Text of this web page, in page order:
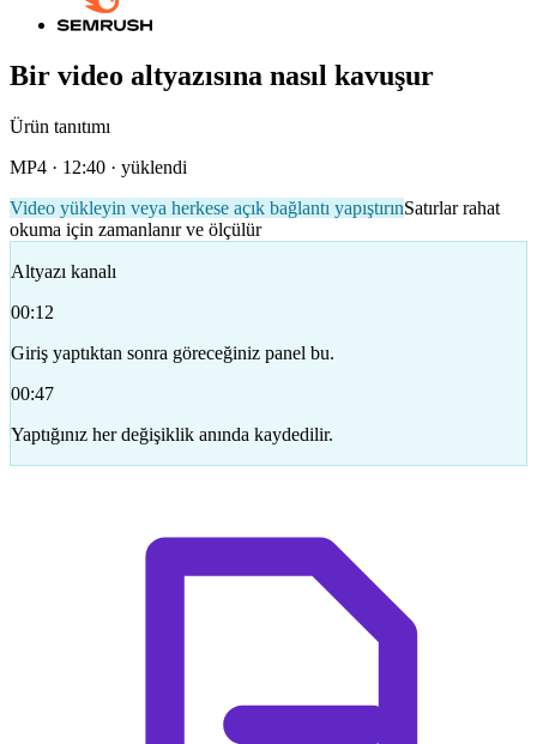
Bir video altyazısına nasıl kavuşur
Ürün tanıtımı
MP4 · 12:40 · yüklendi
Video yükleyin veya herkese açık bağlantı yapıştırınSatırlar rahat
okuma için zamanlanır ve ölçülür
Altyazı kanalı
00:12
Giriş yaptıktan sonra göreceğiniz panel bu.
00:47
Yaptığınız her değişiklik anında kaydedilir.